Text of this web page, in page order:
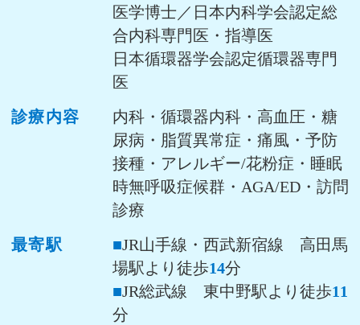
医学博士／日本内科学会認定総
合内科専門医・指導医
日本循環器学会認定循環器専門
医
診療内容
内科・循環器内科・高血圧・糖
尿病・脂質異常症・痛風・予防
接種・アレルギー/花粉症・睡眠
時無呼吸症候群・AGA/ED・訪問
診療
最寄駅 ■JR山手線・西武新宿線 高田馬
場駅より徒歩14分
■JR総武線 東中野駅より徒歩11
分